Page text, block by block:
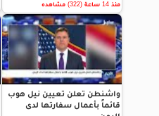
منذ 14 ساعة (322) مشاهده
واشنطن تعلن تعيين نيل هوب
قائماً بأعمال سفارتها لدى